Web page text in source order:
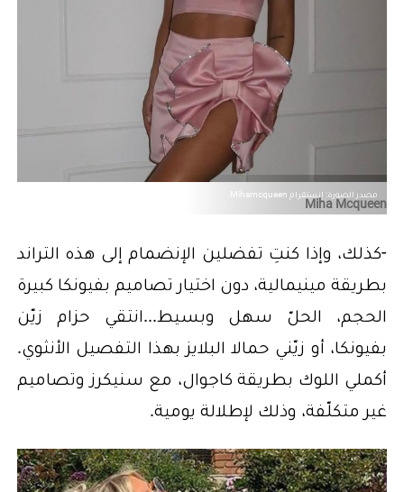
مصدر الصورة: إنستقرام Mihamcqueen
Miha Mcqueen
-كذلك، وإذا كنتِ تفضلين الإنضمام إلى هذه التراند
بطريقة مينيمالية، دون اختيار تصاميم بفيونكا كبيرة
الحجم، الحلّ سهل وبسيط...انتقي حزام زيّن
بفيونكا، أو زيّني حمالا البلايز بهذا التفصيل الأنثوي.
أكملي اللوك بطريقة كاجوال، مع سنيكرز وتصاميم
غير متكلّفة، وذلك لإطلالة يومية.